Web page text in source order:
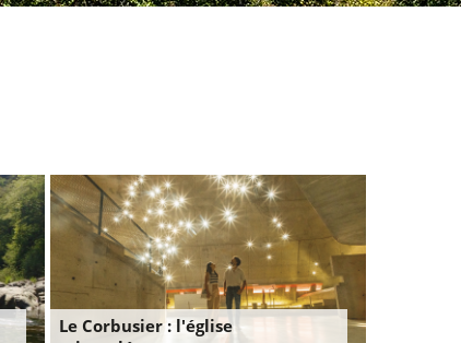
Le Corbusier : l'église